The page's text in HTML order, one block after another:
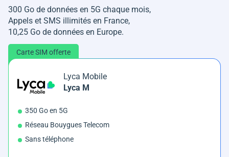
300 Go de données en 5G chaque mois,
Appels et SMS illimités en France,
10,25 Go de données en Europe.
Carte SIM offerte
Lyca Mobile
Lyca M
350 Go en 5G
Réseau Bouygues Telecom
Sans téléphone